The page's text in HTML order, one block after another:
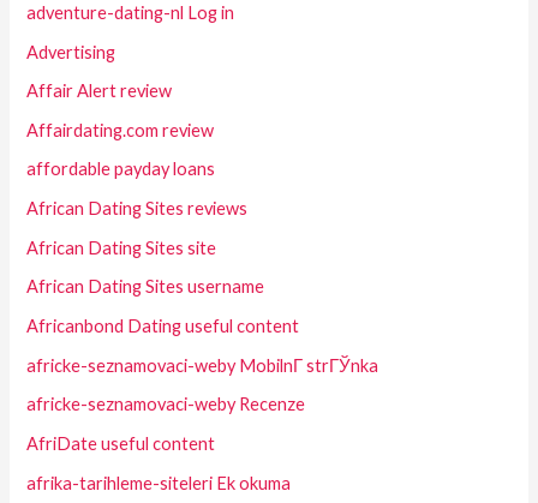
adventure-dating-nl Log in
Advertising
Affair Alert review
Affairdating.com review
affordable payday loans
African Dating Sites reviews
African Dating Sites site
African Dating Sites username
Africanbond Dating useful content
africke-seznamovaci-weby MobilnГ­ strГЎnka
africke-seznamovaci-weby Recenze
AfriDate useful content
afrika-tarihleme-siteleri Ek okuma